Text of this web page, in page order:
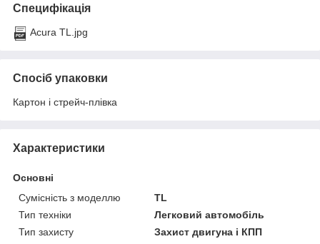
Специфікація
Acura TL.jpg
Спосіб упаковки
Картон і стрейч-плівка
Характеристики
Основні
Сумісність з моделлю
TL
Тип техніки
Легковий автомобіль
Тип захисту
Захист двигуна і КПП